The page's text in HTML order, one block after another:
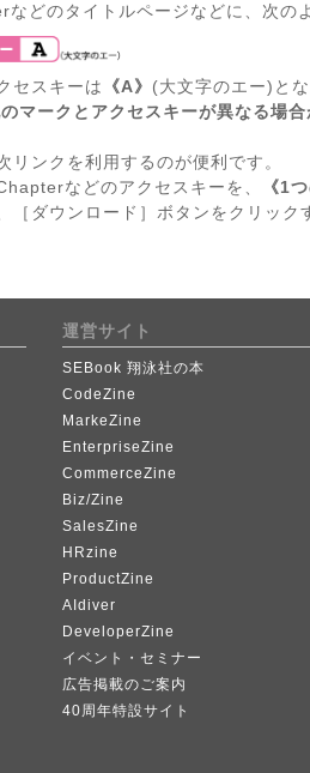
どのタイトルページなどに、次の
セスキーは 《A》 (大文字のエー)と
マークとアクセスキーが異なる場
リンクを利用するのが便利です。
などのアクセスキーを、
《1
［ダウンロード］ボタンをクリック
運営サイト
SEBook 翔泳社の本
CodeZine
MarkeZine
EnterpriseZine
CommerceZine
Biz/Zine
SalesZine
HRzine
ProductZine
AIdiver
DeveloperZine
イベント・セミナー
広告掲載のご案内
40周年特設サイト